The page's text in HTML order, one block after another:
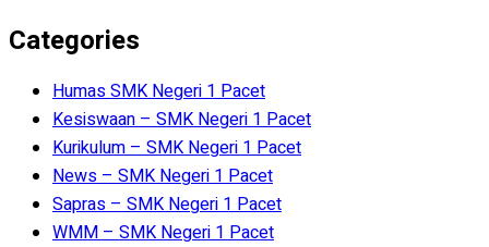
Categories
Humas SMK Negeri 1 Pacet
Kesiswaan – SMK Negeri 1 Pacet
Kurikulum – SMK Negeri 1 Pacet
News – SMK Negeri 1 Pacet
Sapras – SMK Negeri 1 Pacet
WMM – SMK Negeri 1 Pacet